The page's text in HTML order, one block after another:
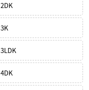
2DK
3K
3LDK
4DK